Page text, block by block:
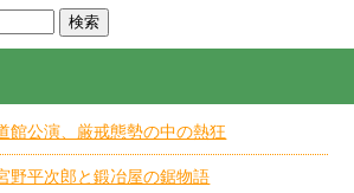
館公演、厳戒態勢の中の熱狂
野平次郎と鍛冶屋の鋸物語